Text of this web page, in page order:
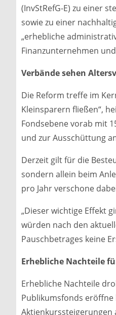
(InvStRefG-E) zu einer
sowie zu einer
„erhebliche
Finanzunternehmen
Verbände sehen
Die Reform treffe im
Kleinsparern fließen“,
Fondsebene vorab mit
und zur Ausschüttung
Derzeit gilt für die
sondern allein beim
pro Jahr verschone
„Dieser wichtige Effekt
würden nach den
Pauschbetrages keine
Erhebliche Nachteile
Erhebliche Nachteile
Publikumsfonds
Aktienkurssteigerungen